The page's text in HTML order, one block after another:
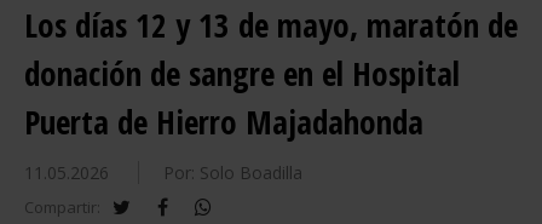
Los días 12 y 13 de mayo, maratón de
donación de sangre en el Hospital
Puerta de Hierro Majadahonda
11.05.2026 Por: Solo Boadilla
Compartir: twitterfacebook